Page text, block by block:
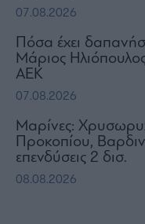
07.08.2026
Πόσα έχει
Μάριος
ΑΕΚ
07.08.2026
Μαρίνες:
Προκοπίου,
επενδύσεις 2 δισ.
08.08.2026